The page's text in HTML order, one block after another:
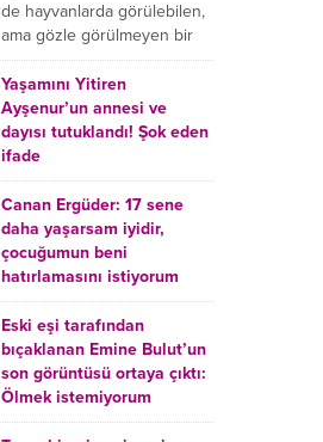
de hayvanlarda görülebilen,
ama gözle görülmeyen bir
tür mikroplu böcek
hastalığıdır. Uyuz hastalığı
(Urticaria), deride veya...
Yaşamını Yitiren
Ayşenur’un annesi ve
dayısı tutuklandı! Şok eden
ifade
Burdur’da yatağında ölü
bulunan Ayşenur Kazık’ın (2)
annesi Kader Karadeniz (23)
ile dayısı Hızır Tunç
Çetinkaya (19) tutuklandı.
Çetinkaya, ifadesinde...
Canan Ergüder: 17 sene
daha yaşarsam iyidir,
çocuğumun beni
hatırlamasını istiyorum
Kanser tedavisi gören ünlü
oyuncu Canan Ergüder,
hastalık sürecini anlattı:
Meme kanserine yakalanan
ünlü oyuncu Canan Ergüder
aklıma ilk ölümün...
Eski eşi tarafından
bıçaklanan Emine Bulut’un
son görüntüsü ortaya çıktı:
Ölmek istemiyorum
Kırıkkale’de eski eşi